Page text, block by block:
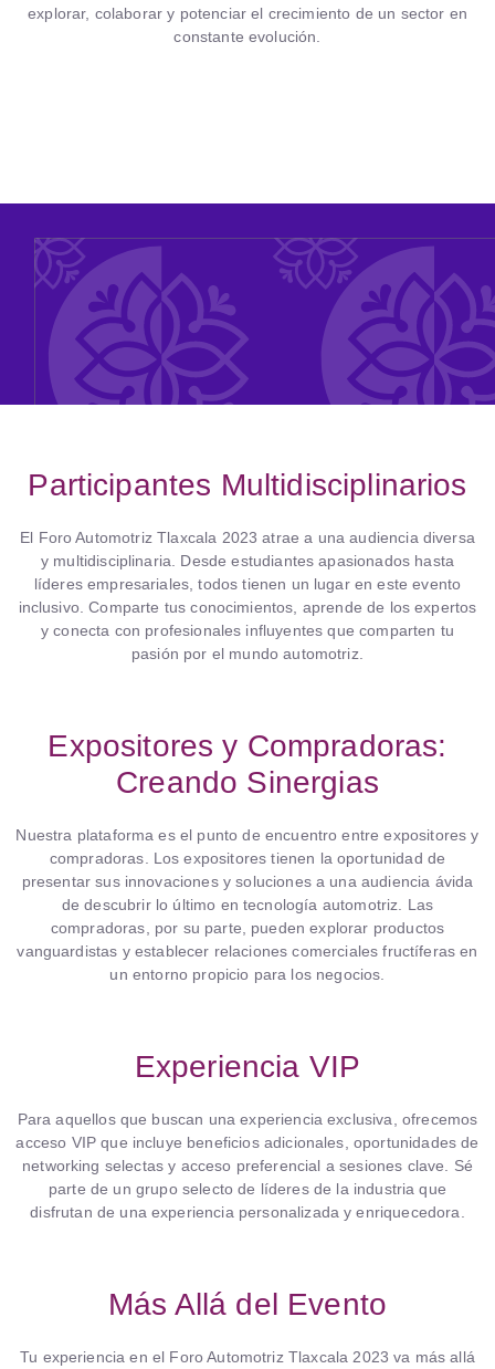
explorar, colaborar y potenciar el crecimiento de un sector en
constante evolución.
Participantes Multidisciplinarios
El Foro Automotriz Tlaxcala 2023 atrae a una audiencia diversa
y multidisciplinaria. Desde estudiantes apasionados hasta
líderes empresariales, todos tienen un lugar en este evento
inclusivo. Comparte tus conocimientos, aprende de los expertos
y conecta con profesionales influyentes que comparten tu
pasión por el mundo automotriz.
Expositores y Compradoras:
Creando Sinergias
Nuestra plataforma es el punto de encuentro entre expositores y
compradoras. Los expositores tienen la oportunidad de
presentar sus innovaciones y soluciones a una audiencia ávida
de descubrir lo último en tecnología automotriz. Las
compradoras, por su parte, pueden explorar productos
vanguardistas y establecer relaciones comerciales fructíferas en
un entorno propicio para los negocios.
Experiencia VIP
Para aquellos que buscan una experiencia exclusiva, ofrecemos
acceso VIP que incluye beneficios adicionales, oportunidades de
networking selectas y acceso preferencial a sesiones clave. Sé
parte de un grupo selecto de líderes de la industria que
disfrutan de una experiencia personalizada y enriquecedora.
Más Allá del Evento
Tu experiencia en el Foro Automotriz Tlaxcala 2023 va más allá